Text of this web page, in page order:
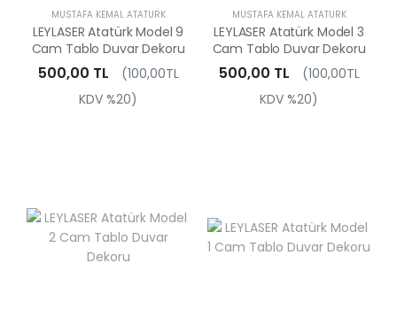
MUSTAFA KEMAL ATATÜRK
LEYLASER Atatürk Model 9
Cam Tablo Duvar Dekoru
500,00 TL
(100,00TL
KDV %20)
MUSTAFA KEMAL ATATÜRK
LEYLASER Atatürk Model 3
Cam Tablo Duvar Dekoru
500,00 TL
(100,00TL
KDV %20)